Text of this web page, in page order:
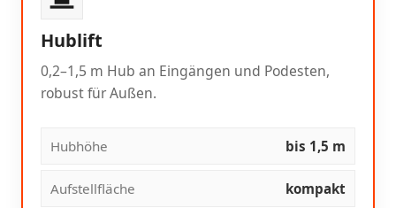
Hublift
0,2–1,5 m Hub an Eingängen und Podesten,
robust für Außen.
Hubhöhe bis 1,5 m
Aufstellfläche kompakt